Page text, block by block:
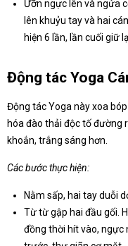
Ưỡn ngực lên và ngửa
lên khuỷu tay và hai
hiện 6 lần, lần cuối giữ
Động tác Yoga
Động tác Yoga này xoa
hóa đào thải độc tố đường
khoắn, trắng sáng hơn.
Các bước thực hiện:
Nằm sấp, hai tay duỗi
Từ từ gập hai đầu gối.
đồng thời hít vào, ngực